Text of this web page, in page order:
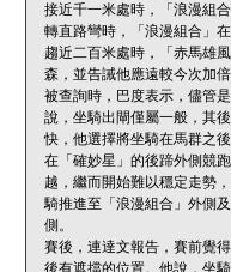
接近千一米處時，「浪漫組
轉直路彎時，「浪漫組合」
趨近二百米處時，「赤馬雄
森，並告誡他應遠較今次加倍
被查詢時，巴度表示，儘管
說，坐騎出閘僅屬一般，其
快，他選擇將坐騎在馬群之
在「確妙星」的後蹄外側競
越，繼而開始難以穩定走勢
騎推進至「浪漫組合」外側
側。
賽後，連達文報告，賽前覺
後有遮擋的位置。他說，坐